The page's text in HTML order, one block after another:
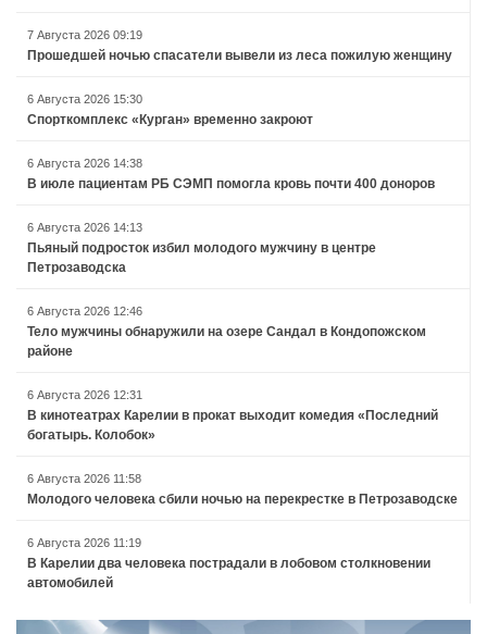
7 Августа 2026 09:19
Прошедшей ночью спасатели вывели из леса пожилую женщину
6 Августа 2026 15:30
Спорткомплекс «Курган» временно закроют
6 Августа 2026 14:38
В июле пациентам РБ СЭМП помогла кровь почти 400 доноров
6 Августа 2026 14:13
Пьяный подросток избил молодого мужчину в центре
Петрозаводска
6 Августа 2026 12:46
Тело мужчины обнаружили на озере Сандал в Кондопожском
районе
6 Августа 2026 12:31
В кинотеатрах Карелии в прокат выходит комедия «Последний
богатырь. Колобок»
6 Августа 2026 11:58
Молодого человека сбили ночью на перекрестке в Петрозаводске
6 Августа 2026 11:19
В Карелии два человека пострадали в лобовом столкновении
автомобилей